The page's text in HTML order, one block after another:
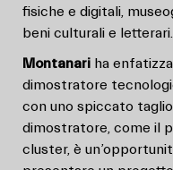
fisiche e digitali,
beni culturali e letterari.
Montanari ha
dimostratore
con uno spiccato
dimostratore, come il
cluster, è